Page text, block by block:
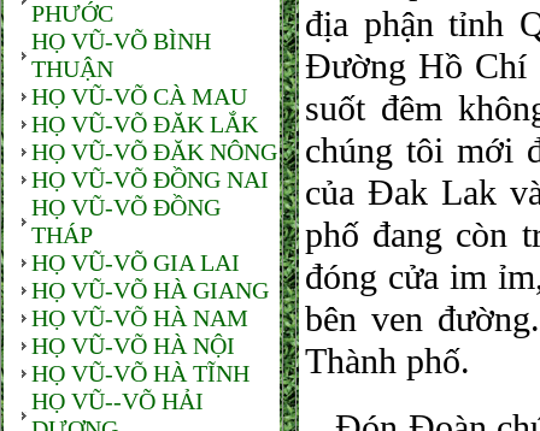
PHƯỚC
HỌ VŨ-VÕ BÌNH
THUẬN
HỌ VŨ-VÕ CÀ MAU
HỌ VŨ-VÕ ĐĂK LẮK
HỌ VŨ-VÕ ĐĂK NÔNG
HỌ VŨ-VÕ ĐỒNG NAI
HỌ VŨ-VÕ ĐỒNG
THÁP
HỌ VŨ-VÕ GIA LAI
HỌ VŨ-VÕ HÀ GIANG
HỌ VŨ-VÕ HÀ NAM
HỌ VŨ-VÕ HÀ NỘI
HỌ VŨ-VÕ HÀ TĨNH
HỌ VŨ--VÕ HẢI
địa phận tỉnh
Đường Hồ Chí
suốt đêm
chúng tôi mới
của Đak Lak
phố đang còn
đóng cửa im
bên ven
Thành phố.